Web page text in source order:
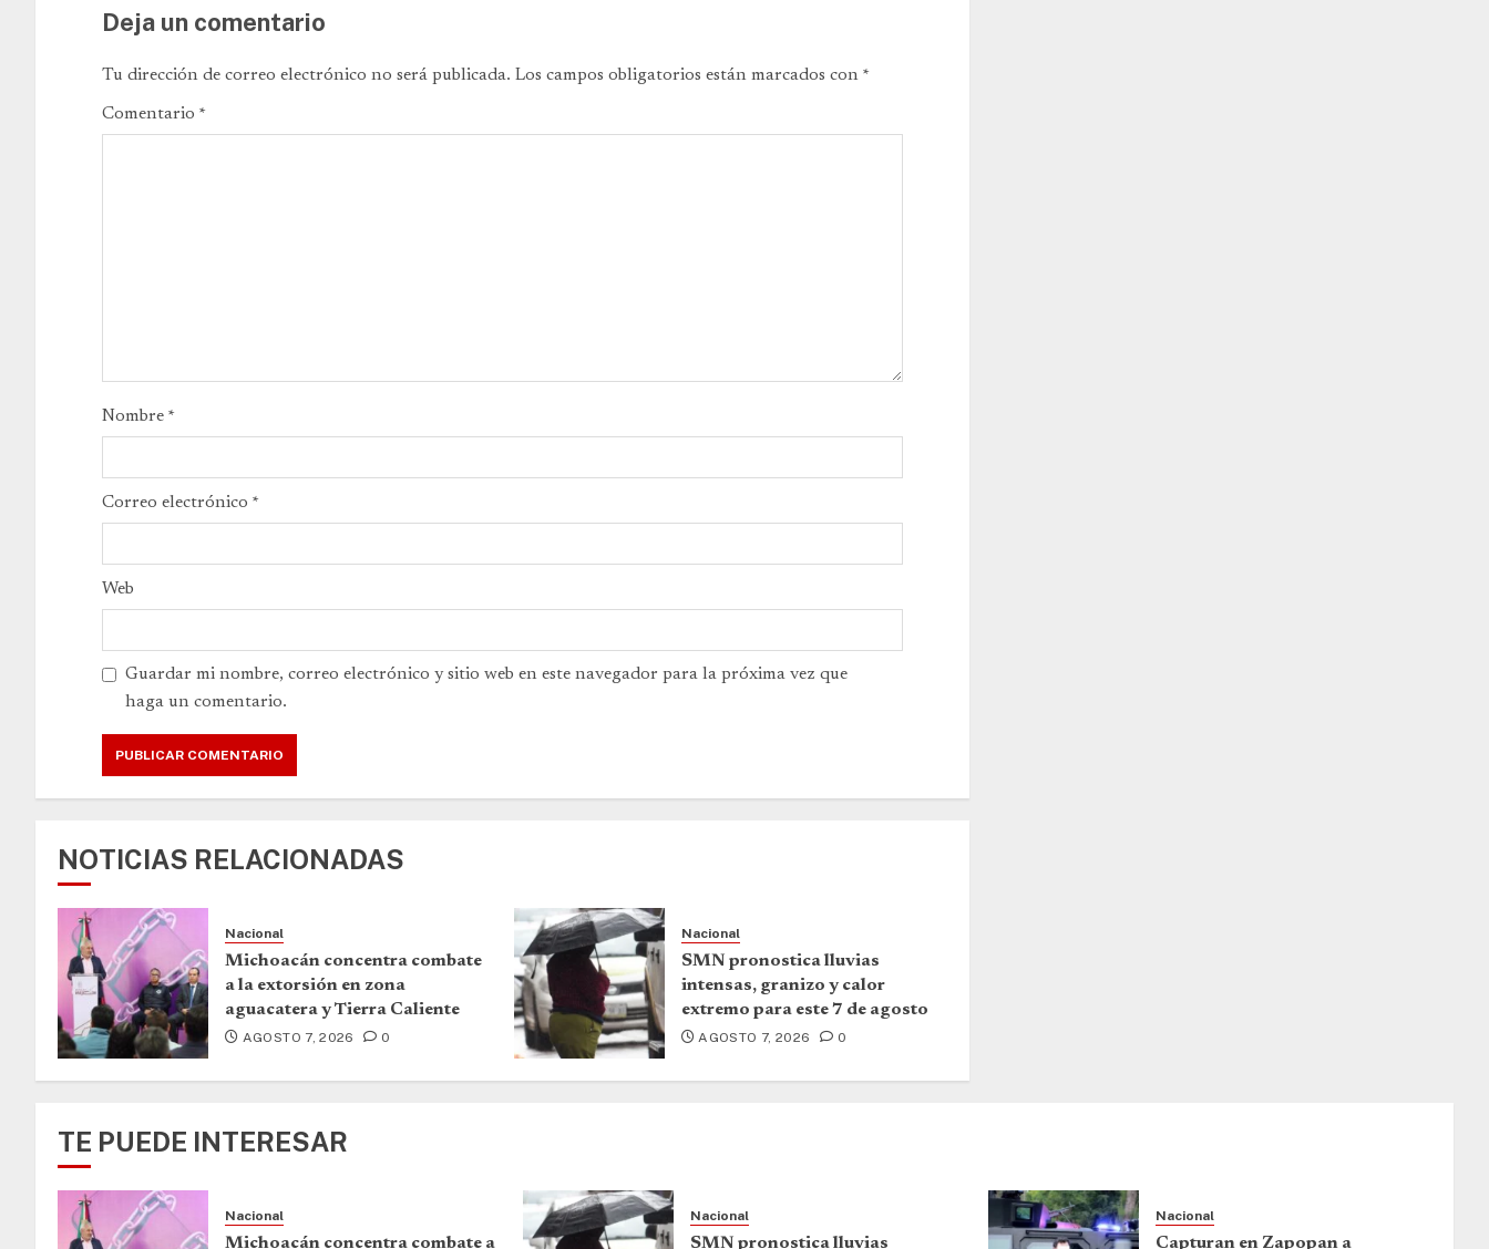
Deja un comentario
Tu dirección de correo electrónico no será publicada. Los campos obligatorios están marcados con *
Comentario *
Nombre *
Correo electrónico *
Web
Guardar mi nombre, correo electrónico y sitio web en este navegador para la próxima vez que
haga un comentario.
NOTICIAS RELACIONADAS
Nacional
Michoacán concentra combate
a la extorsión en zona
aguacatera y Tierra Caliente
AGOSTO 7, 2026 0
Nacional
SMN pronostica lluvias
intensas, granizo y calor
extremo para este 7 de agosto
AGOSTO 7, 2026 0
TE PUEDE INTERESAR
Nacional
Michoacán concentra combate a
Nacional
SMN pronostica lluvias
Nacional
Capturan en Zapopan a